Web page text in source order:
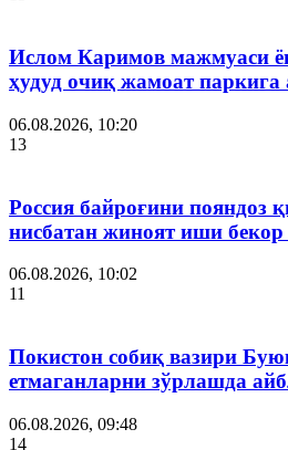
Ислом Каримов мажмуаси
ҳудуд очиқ жамоат
06.08.2026, 10:20
13
Россия байроғини пояндоз
нисбатан жиноят иши
06.08.2026, 10:02
11
Покистон собиқ вазири
етмаганларни зўрлашда
06.08.2026, 09:48
14